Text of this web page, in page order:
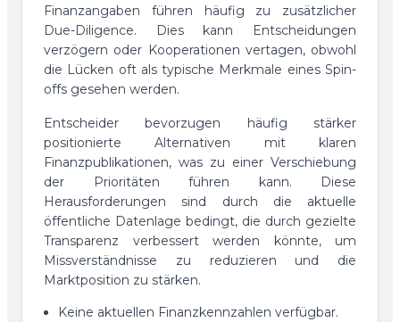
Finanzangaben führen häufig zu zusätzlicher
Due-Diligence. Dies kann Entscheidungen
verzögern oder Kooperationen vertagen, obwohl
die Lücken oft als typische Merkmale eines Spin-
offs gesehen werden.
Entscheider bevorzugen häufig stärker
positionierte Alternativen mit klaren
Finanzpublikationen, was zu einer Verschiebung
der Prioritäten führen kann. Diese
Herausforderungen sind durch die aktuelle
öffentliche Datenlage bedingt, die durch gezielte
Transparenz verbessert werden könnte, um
Missverständnisse zu reduzieren und die
Marktposition zu stärken.
Keine aktuellen Finanzkennzahlen verfügbar.